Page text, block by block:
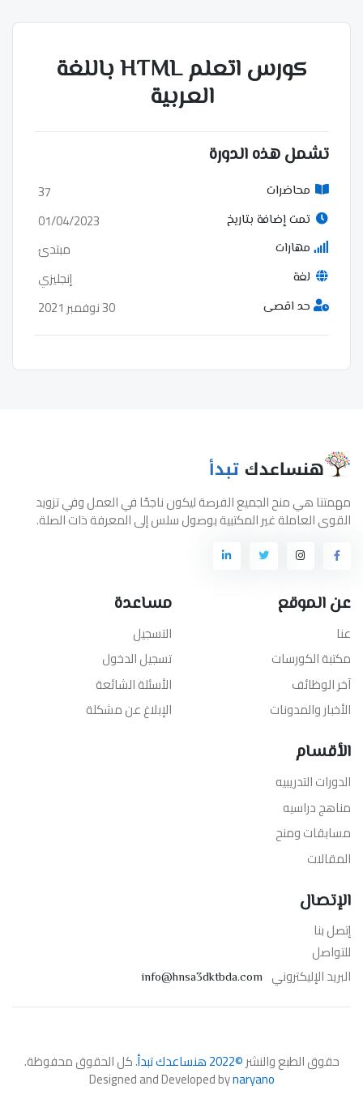
كورس اتعلم HTML باللغة
العربية
تشمل هذه الدورة
محاضرات 37
تمت إضافة بتاريخ 01/04/2023
مهارات مبتدئ
لغة إنجليزي
حد اقصى 30 نوفمبر 2021
مهمتنا هي منح الجميع الفرصة ليكون ناجحًا في العمل وفي تزويد
القوى العاملة غير المكتبية بوصول سلس إلى المعرفة ذات الصلة.
عن الموقع
عنا
مكتبة الكورسات
آخر الوظائف
الأخبار والمدونات
مساعدة
التسجيل
تسجيل الدخول
الأسئلة الشائعة
الإبلاغ عن مشكلة
الأقسام
الدورات التدريبيه
مناهج دراسيه
مسابقات ومنح
المقالات
الإتصال
إتصل بنا
للتواصل
البريد الإليكتروني info@hnsa3dktbda.com
حقوق الطبع والنشر©2022 هنساعدك تبدأ . كل الحقوق محفوظة.
Designed and Developed bynaryano